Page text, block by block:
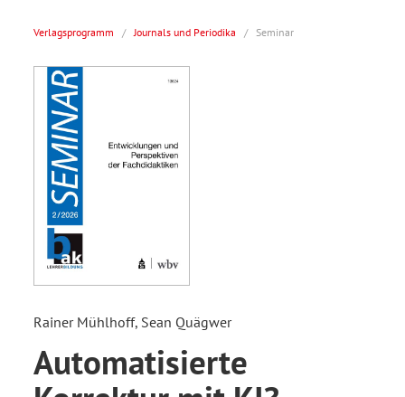
Verlagsprogramm / Journals und Periodika / Seminar
Rainer Mühlhoff, Sean Quägwer
Automatisierte